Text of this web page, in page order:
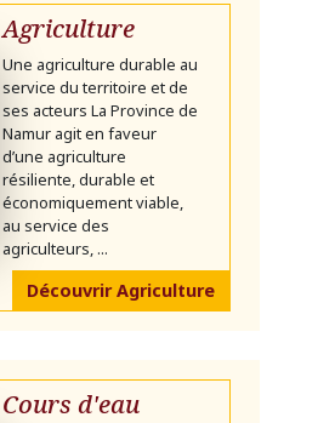
Agriculture
Une agriculture durable au
service du territoire et de
ses acteurs La Province de
Namur agit en faveur
d’une agriculture
résiliente, durable et
économiquement viable,
au service des
agriculteurs, ...
Découvrir Agriculture
Cours d'eau